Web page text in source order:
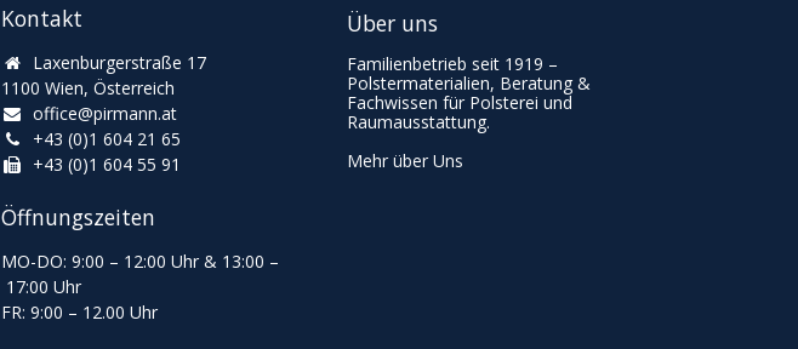
Kontakt
Laxenburgerstraße 17
1100 Wien, Österreich
office@pirmann.at
+43 (0)1 604 21 65
+43 (0)1 604 55 91
Öffnungszeiten
MO-DO: 9:00 – 12:00 Uhr & 13:00 –
17:00 Uhr
FR: 9:00 – 12.00 Uhr
Über uns
Familienbetrieb seit 1919 –
Polstermaterialien, Beratung &
Fachwissen für Polsterei und
Raumausstattung.
Mehr über Uns